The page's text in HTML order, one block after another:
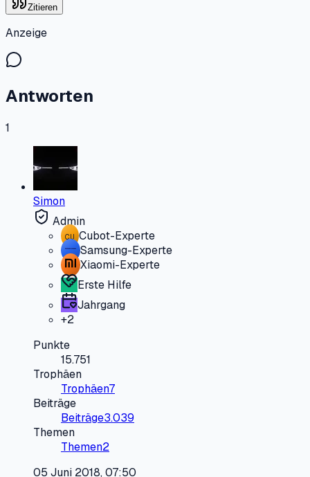
Zitieren
Anzeige
Antworten
1
Simon
Admin
CU Cubot-Experte
Samsung-Experte
Xiaomi-Experte
Erste Hilfe
Jahrgang
+2
Punkte
15.751
Trophäen
Trophäen7
Beiträge
Beiträge3.039
Themen
Themen2
05 Juni 2018, 07:50